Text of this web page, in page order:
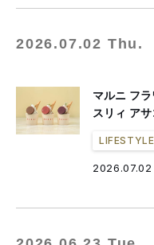
2026.07.02 Thu.
マルニ フ
スリィ ア
LIFESTYLE